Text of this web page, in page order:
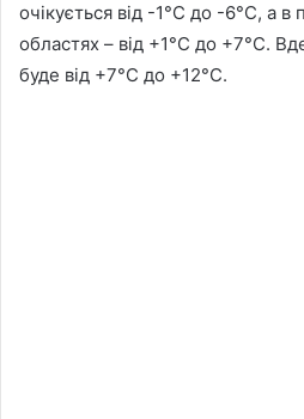
очікується від -1°C до -6°C, а в
областях – від +1°C до +7°C.
буде від +7°C до +12°C.